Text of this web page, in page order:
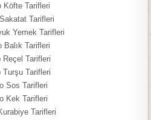
Köfte Tarifleri
Tarifleri
Yemek Tarifleri
Balık Tarifleri
Reçel Tarifleri
Turşu Tarifleri
Sos Tarifleri
Kek Tarifleri
Tarifleri